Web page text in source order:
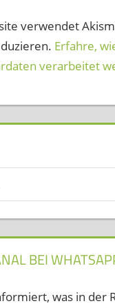
verwendet
Erfahre,
verarbeitet
BEI
was in der